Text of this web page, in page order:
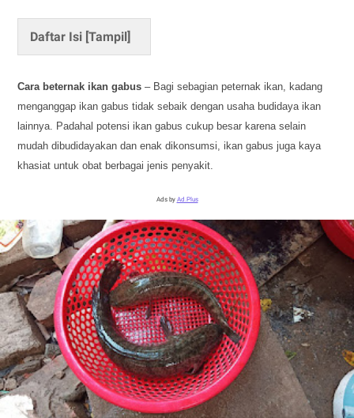
Daftar Isi [Tampil]
Cara beternak ikan gabus – Bagi sebagian peternak ikan, kadang
menganggap ikan gabus tidak sebaik dengan usaha budidaya ikan
lainnya. Padahal potensi ikan gabus cukup besar karena selain
mudah dibudidayakan dan enak dikonsumsi, ikan gabus juga kaya
khasiat untuk obat berbagai jenis penyakit.
Ads by Ad.Plus